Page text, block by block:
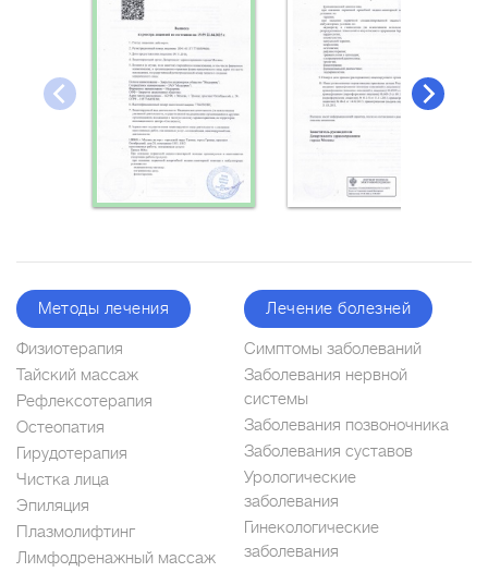
Методы лечения
Физиотерапия
Тайский массаж
Рефлексотерапия
Остеопатия
Гирудотерапия
Чистка лица
Эпиляция
Плазмолифтинг
Лимфодренажный массаж
Лечение болезней
Симптомы заболеваний
Заболевания нервной
системы
Заболевания позвоночника
Заболевания суставов
Урологические
заболевания
Гинекологические
заболевания